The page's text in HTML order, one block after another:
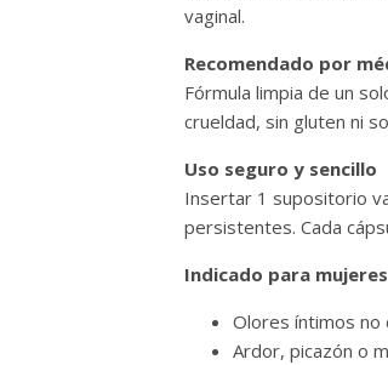
vaginal.
Recomendado por
Fórmula limpia de un
crueldad, sin gluten ni
Uso seguro y sencillo
Insertar 1 supositorio
persistentes. Cada
Indicado para
Olores íntimos no
Ardor, picazón o